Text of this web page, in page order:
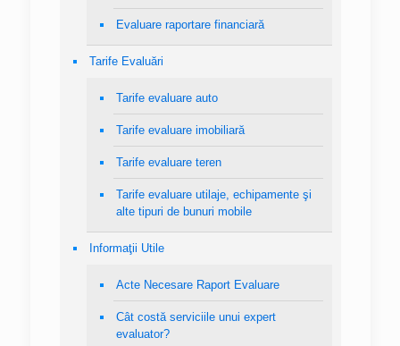
Evaluare raportare financiară
Tarife Evaluări
Tarife evaluare auto
Tarife evaluare imobiliară
Tarife evaluare teren
Tarife evaluare utilaje, echipamente şi
alte tipuri de bunuri mobile
Informaţii Utile
Acte Necesare Raport Evaluare
Cât costă serviciile unui expert
evaluator?